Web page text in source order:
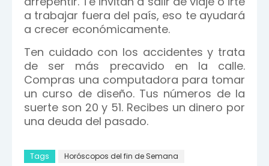
a trabajar fuera del país, eso te ayudará
a crecer económicamente.
Ten cuidado con los accidentes y trata
de ser más precavido en la calle.
Compras una computadora para tomar
un curso de diseño. Tus números de la
suerte son 20 y 51. Recibes un dinero por
una deuda del pasado.
Tags Horóscopos del fin de Semana